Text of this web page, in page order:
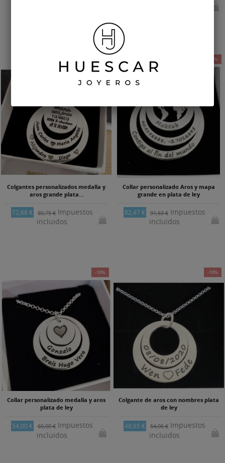
Colgantes personalizados medalla y
aros grande plata...
72,68 € 80,75 €Impuestos
incluidos
-10%
Collar personalizado Aros y mapa
grande en plata de ley
82,47 € 91,63 €Impuestos
incluidos
-10%
Collar personalizado medalla y aros
plata de ley
54,00 € 60,00 €Impuestos
incluidos
-10%
Colgante de aros con nombres plata
de ley
48,65 € 54,06 €Impuestos
incluidos